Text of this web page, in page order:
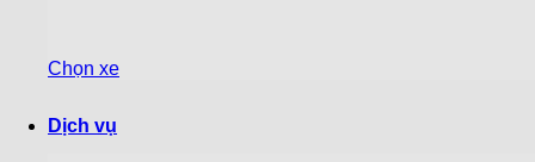
Chọn xe
Dịch vụ